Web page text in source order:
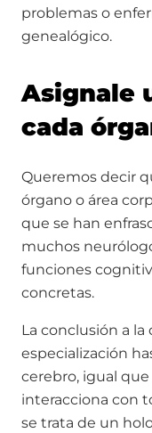
problemas o
genealógico.
Asignale
cada
Queremos decir
órgano o área
que se han
muchos
funciones
concretas.
La conclusión a
especialización
cerebro, igual
interacciona con
se trata de un